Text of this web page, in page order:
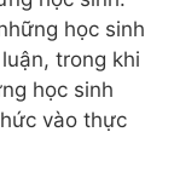
học sinh
trong khi
học sinh
vào thực